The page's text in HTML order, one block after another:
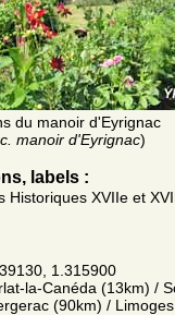
du manoir d'Eyrignac
manoir d'Eyrignac)
labels :
Historiques XVIIe et
1.315900
la-Canéda (13km) /
(90km) /